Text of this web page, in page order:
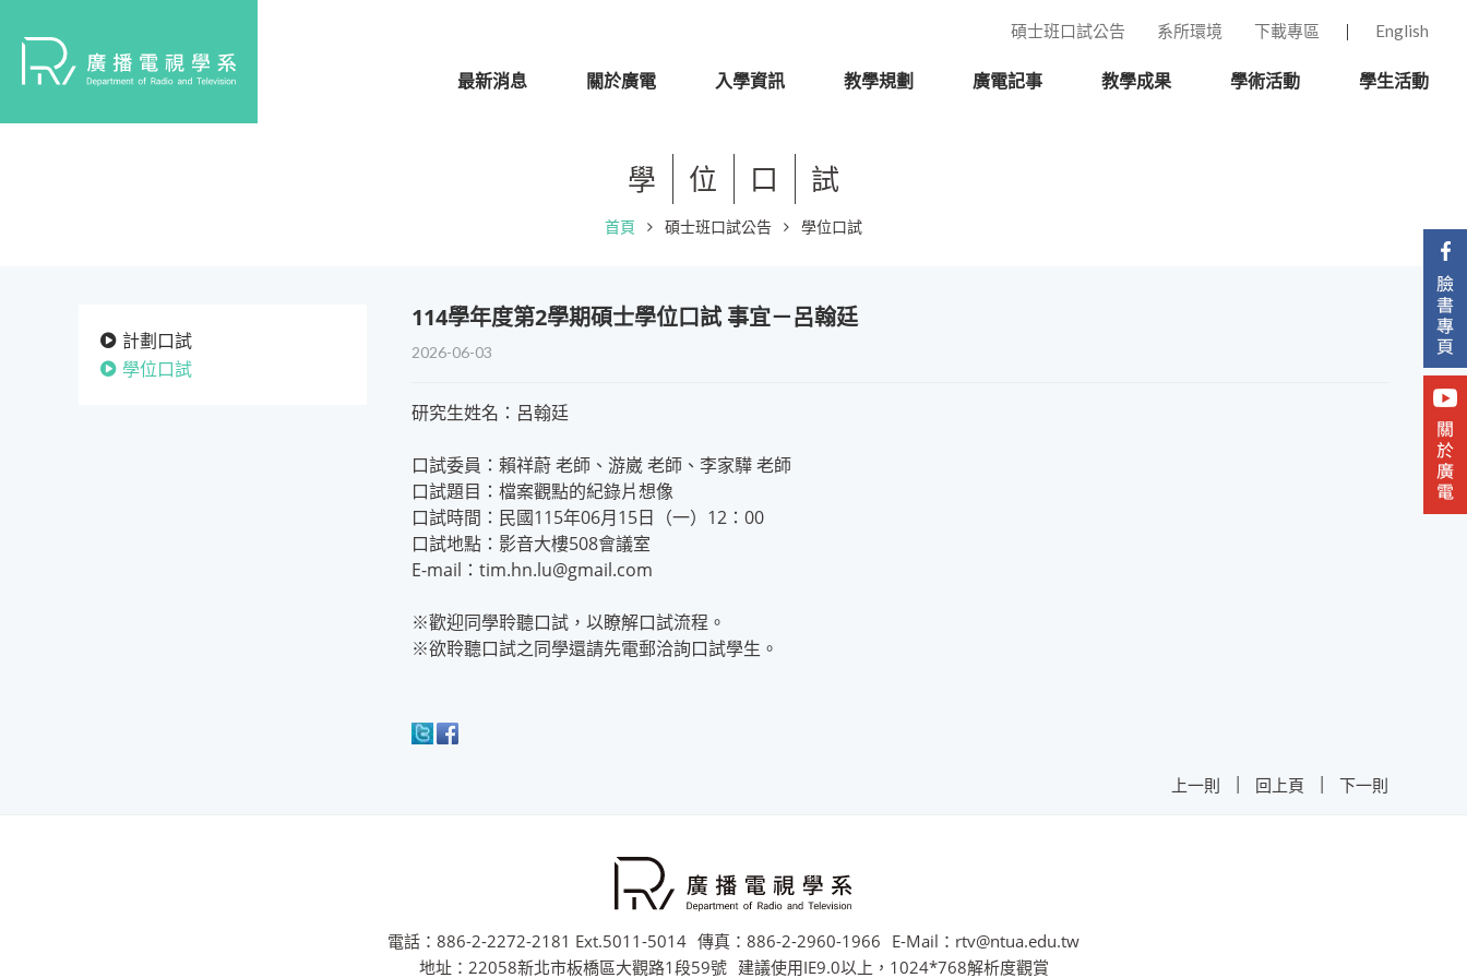
碩士班口試公告 系所環境 下載專區 English
最新消息 關於廣電 入學資訊 教學規劃 廣電記事 教學成果 學術活動 學生活動
學 位 口 試
首頁 碩士班口試公告 學位口試
計劃口試
學位口試
114學年度第2學期碩士學位口試 事宜－呂翰廷
2026-06-03
研究生姓名：呂翰廷
口試委員：賴祥蔚 老師、游崴 老師、李家驊 老師
口試題目：檔案觀點的紀錄片想像
口試時間：民國115年06月15日（一）12：00
口試地點：影音大樓508會議室
E-mail：tim.hn.lu@gmail.com
※歡迎同學聆聽口試，以瞭解口試流程。
※欲聆聽口試之同學還請先電郵洽詢口試學生。
上一則 | 回上頁 | 下一則
電話：886-2-2272-2181 Ext.5011-5014 傳真：886-2-2960-1966 E-Mail：rtv@ntua.edu.tw
地址：22058新北市板橋區大觀路1段59號 建議使用IE9.0以上，1024*768解析度觀賞